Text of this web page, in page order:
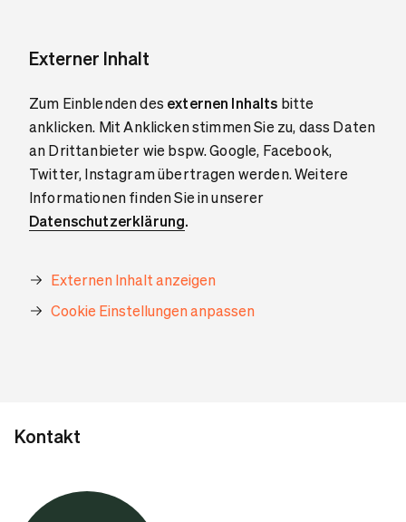
Externer Inhalt
Zum Einblenden des externen Inhalts bitte
anklicken. Mit Anklicken stimmen Sie zu, dass Daten
an Drittanbieter wie bspw. Google, Facebook,
Twitter, Instagram übertragen werden. Weitere
Informationen finden Sie in unserer
Datenschutzerklärung.
Externen Inhalt anzeigen
Cookie Einstellungen anpassen
Kontakt